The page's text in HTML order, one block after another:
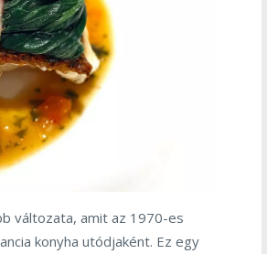
változata, amit az 1970-es
konyha utódjaként. Ez egy